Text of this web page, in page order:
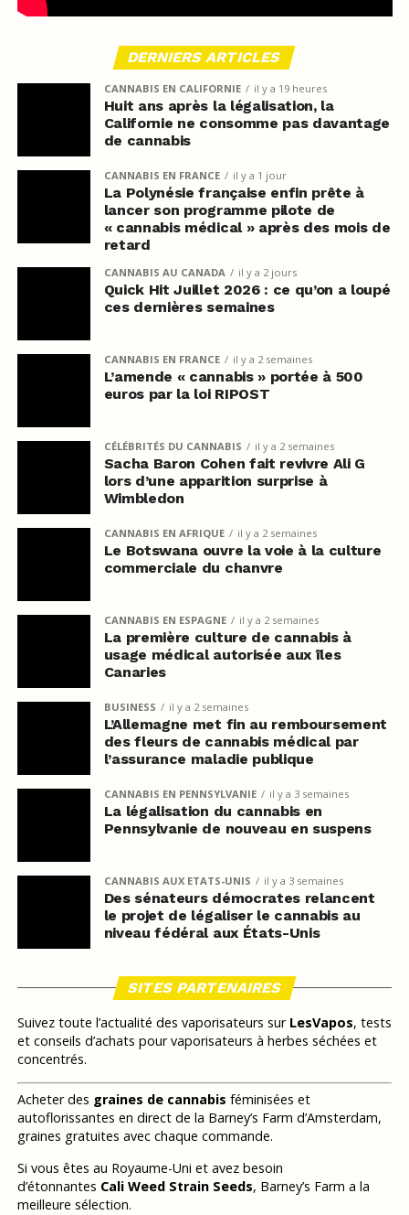
DERNIERS ARTICLES
CANNABIS EN CALIFORNIE il y a 19 heures
Huit ans après la légalisation, la
Californie ne consomme pas davantage
de cannabis
CANNABIS EN FRANCE il y a 1 jour
La Polynésie française enfin prête à
lancer son programme pilote de
« cannabis médical » après des mois de
retard
CANNABIS AU CANADA il y a 2 jours
Quick Hit Juillet 2026 : ce qu’on a loupé
ces dernières semaines
CANNABIS EN FRANCE il y a 2 semaines
L’amende « cannabis » portée à 500
euros par la loi RIPOST
CÉLÉBRITÉS DU CANNABIS il y a 2 semaines
Sacha Baron Cohen fait revivre Ali G
lors d’une apparition surprise à
Wimbledon
CANNABIS EN AFRIQUE il y a 2 semaines
Le Botswana ouvre la voie à la culture
commerciale du chanvre
CANNABIS EN ESPAGNE il y a 2 semaines
La première culture de cannabis à
usage médical autorisée aux îles
Canaries
BUSINESS il y a 2 semaines
L’Allemagne met fin au remboursement
des fleurs de cannabis médical par
l’assurance maladie publique
CANNABIS EN PENNSYLVANIE il y a 3 semaines
La légalisation du cannabis en
Pennsylvanie de nouveau en suspens
CANNABIS AUX ETATS-UNIS il y a 3 semaines
Des sénateurs démocrates relancent
le projet de légaliser le cannabis au
niveau fédéral aux États-Unis
SITES PARTENAIRES
Suivez toute l’actualité des vaporisateurs sur LesVapos, tests
et conseils d’achats pour vaporisateurs à herbes séchées et
concentrés.
Acheter des graines de cannabis féminisées et
autoflorissantes en direct de la Barney’s Farm d’Amsterdam,
graines gratuites avec chaque commande.
Si vous êtes au Royaume-Uni et avez besoin
d’étonnantes Cali Weed Strain Seeds, Barney’s Farm a la
meilleure sélection.